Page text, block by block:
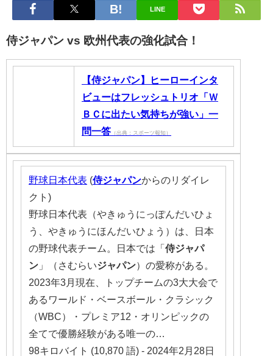
LINE
侍ジャパン vs 欧州代表の強化試合！
【侍ジャパン】ヒーローインタ
ビューはフレッシュトリオ「Ｗ
ＢＣに出たい気持ちが強い」一
問一答 （出典：スポーツ報知）
野球日本代表 (侍ジャパンからのリダイレ
クト)
野球日本代表（やきゅうにっぽんだいひょ
う、やきゅうにほんだいひょう）は、日本
の野球代表チーム。日本では「 侍ジャパ
ン 」（さむらいジャパン）の愛称がある。
2023年3月現在、トップチームの3大大会で
あるワールド・ベースボール・クラシック
（WBC）・プレミア12・オリンピックの
全てで優勝経験がある唯一の…
98キロバイト (10,870 語) - 2024年2月28日